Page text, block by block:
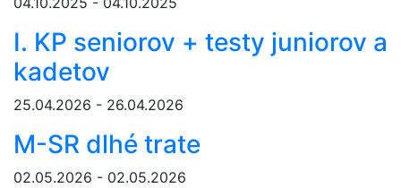
I. KP seniorov + testy juniorov a
kadetov
25.04.2026 - 26.04.2026
M-SR dlhé trate
02.05.2026 - 02.05.2026